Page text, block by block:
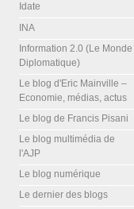
Idate
INA
Information 2.0 (Le Monde
Diplomatique)
Le blog d'Eric Mainville –
Economie, médias, actus
Le blog de Francis Pisani
Le blog multimédia de
l'AJP
Le blog numérique
Le dernier des blogs